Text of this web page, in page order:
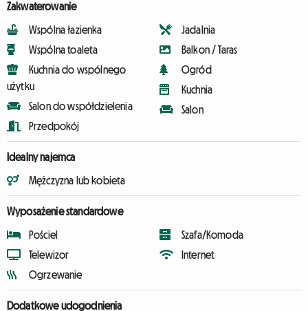
Zakwaterowanie
Wspólna łazienka
Wspólna toaleta
Kuchnia do wspólnego
użytku
Salon do współdzielenia
Przedpokój
Jadalnia
Balkon / Taras
Ogród
Kuchnia
Salon
Idealny najemca
Mężczyzna lub kobieta
Wyposażenie standardowe
Pościel
Telewizor
Ogrzewanie
Szafa/Komoda
Internet
Dodatkowe udogodnienia